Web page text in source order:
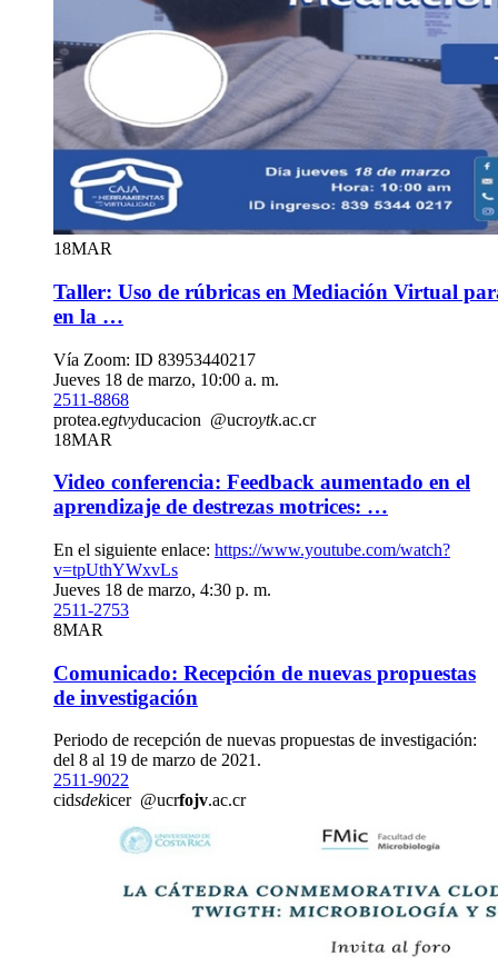
18MAR
Taller: Uso de rúbricas en Mediación Virtual
en la …
Vía Zoom: ID 83953440217
Jueves 18 de marzo, 10:00 a. m.
2511-8868
protea.egtvyducacion @ucroytk.ac.cr
18MAR
Video conferencia: Feedback aumentado en el
aprendizaje de destrezas motrices: …
En el siguiente enlace: https://www.youtube.com/watch?
v=tpUthYWxvLs
Jueves 18 de marzo, 4:30 p. m.
2511-2753
8MAR
Comunicado: Recepción de nuevas propuestas
de investigación
Periodo de recepción de nuevas propuestas de investigación:
del 8 al 19 de marzo de 2021.
2511-9022
cidsdekicer @ucrfojv.ac.cr